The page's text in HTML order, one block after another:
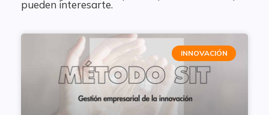
pueden interesarte.
INNOVACIÓN